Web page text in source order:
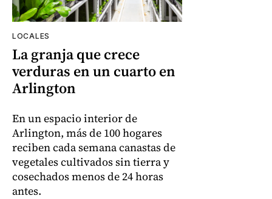
LOCALES
La granja que crece
verduras en un cuarto en
Arlington
En un espacio interior de
Arlington, más de 100 hogares
reciben cada semana canastas de
vegetales cultivados sin tierra y
cosechados menos de 24 horas
antes.